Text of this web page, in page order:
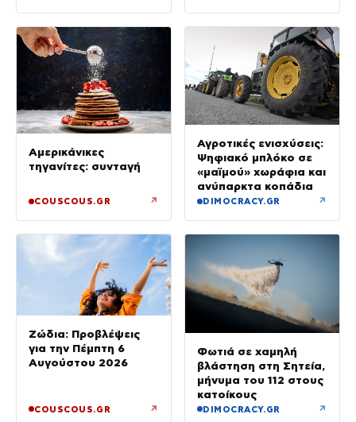
Αμερικάνικες
τηγανίτες: συνταγή
COUSCOUS.GR ↗
Αγροτικές ενισχύσεις:
Ψηφιακό μπλόκο σε
«μαϊμού» χωράφια και
ανύπαρκτα κοπάδια
DIMOCRACY.GR ↗
Ζώδια: Προβλέψεις
για την Πέμπτη 6
Αυγούστου 2026
COUSCOUS.GR ↗
Φωτιά σε χαμηλή
βλάστηση στη Σητεία,
μήνυμα του 112 στους
κατοίκους
DIMOCRACY.GR ↗